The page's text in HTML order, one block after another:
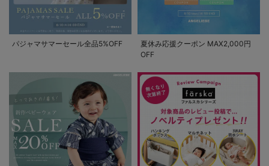
パジャマサマーセール全品5%OFF
夏休み応援クーポン MAX2,000円
OFF